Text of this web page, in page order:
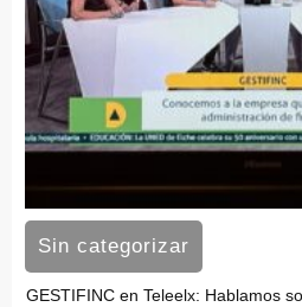
Sin categorizar
GESTIFINC en Teleelx: Hablamos